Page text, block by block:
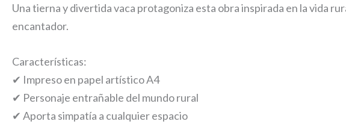
Una tierna y divertida vaca protagoniza esta obra inspirada en la vida
encantador.
Características:
✔ Impreso en papel artístico A4
✔ Personaje entrañable del mundo rural
✔ Aporta simpatía a cualquier espacio